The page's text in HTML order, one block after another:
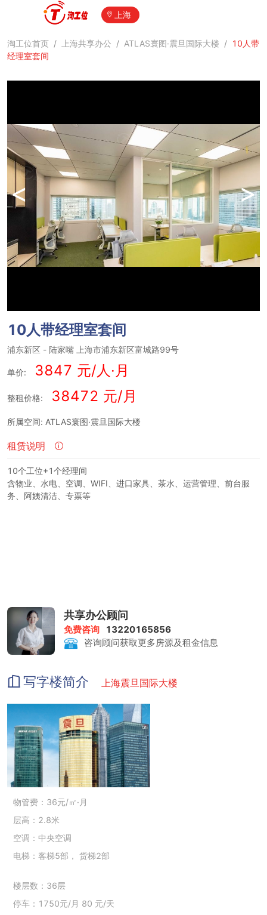
上海
淘工位首页 / 上海共享办公 / ATLAS寰图·震旦国际大楼 / 10人带
经理室套间
< >
10人带经理室套间
浦东新区 - 陆家嘴上海市浦东新区富城路99号
单价: 3847 元/人·月
整租价格: 38472 元/月
所属空间: ATLAS寰图·震旦国际大楼
租赁说明
10个工位+1个经理间
含物业、水电、空调、WIFI、进口家具、茶水、运营管理、前台服
务、阿姨清洁、专票等
共享办公顾问
免费咨询
13220165856
咨询顾问获取更多房源及租金信息
写字楼简介 上海震旦国际大楼
物管费：36元/㎡·月
层高：2.8米
空调：中央空调
电梯：客梯5部， 货梯2部
楼层数：36层
停车：1750元/月 80 元/天